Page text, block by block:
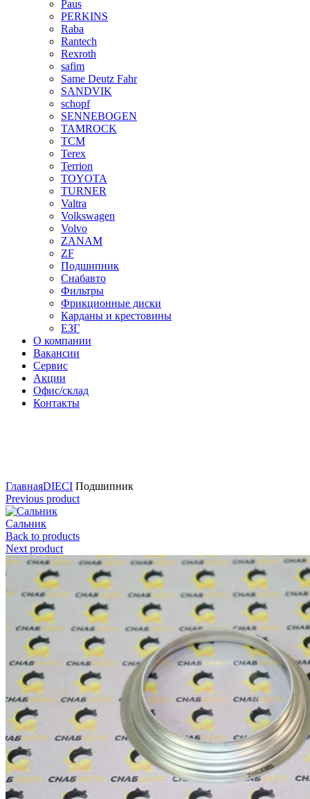
Paus
PERKINS
Raba
Rantech
Rexroth
safim
Same Deutz Fahr
SANDVIK
schopf
SENNEBOGEN
TAMROCK
TCM
Terex
Terrion
TOYOTA
TURNER
Valtra
Volkswagen
Volvo
ZANAM
ZF
Подшипник
Снабавто
Фильтры
Фрикционные диски
Карданы и крестовины
ЕЗГ
О компании
Вакансии
Сервис
Акции
Офис/склад
Контакты
ГлавнаяDIECI Подшипник
Previous product
Сальник
Back to products
Next product